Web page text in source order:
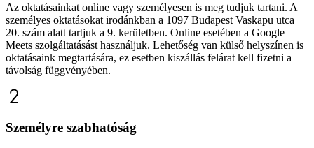
Az oktatásainkat online vagy személyesen is meg tudjuk tartani. A
személyes oktatásokat irodánkban a 1097 Budapest Vaskapu utca
20. szám alatt tartjuk a 9. kerületben. Online esetében a Google
Meets szolgáltatásást használjuk. Lehetőség van külső helyszínen is
oktatásaink megtartására, ez esetben kiszállás felárat kell fizetni a
távolság függvényében.
Személyre szabhatóság